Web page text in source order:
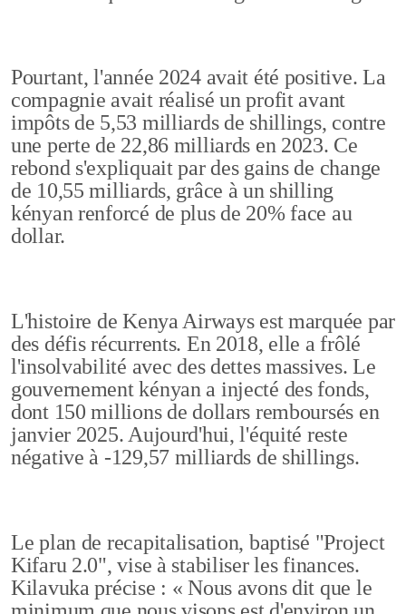
Pourtant, l'année 2024 avait été positive. La
compagnie avait réalisé un profit avant
impôts de 5,53 milliards de shillings, contre
une perte de 22,86 milliards en 2023. Ce
rebond s'expliquait par des gains de change
de 10,55 milliards, grâce à un shilling
kényan renforcé de plus de 20% face au
dollar.
L'histoire de Kenya Airways est marquée par
des défis récurrents. En 2018, elle a frôlé
l'insolvabilité avec des dettes massives. Le
gouvernement kényan a injecté des fonds,
dont 150 millions de dollars remboursés en
janvier 2025. Aujourd'hui, l'équité reste
négative à -129,57 milliards de shillings.
Le plan de recapitalisation, baptisé "Project
Kifaru 2.0", vise à stabiliser les finances.
Kilavuka précise : « Nous avons dit que le